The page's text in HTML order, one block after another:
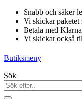
Hoppa
innehåll
Snabb och säker
Vi skickar paketet
Betala med Klarna
Vi skickar också
Butiksmeny
Sök